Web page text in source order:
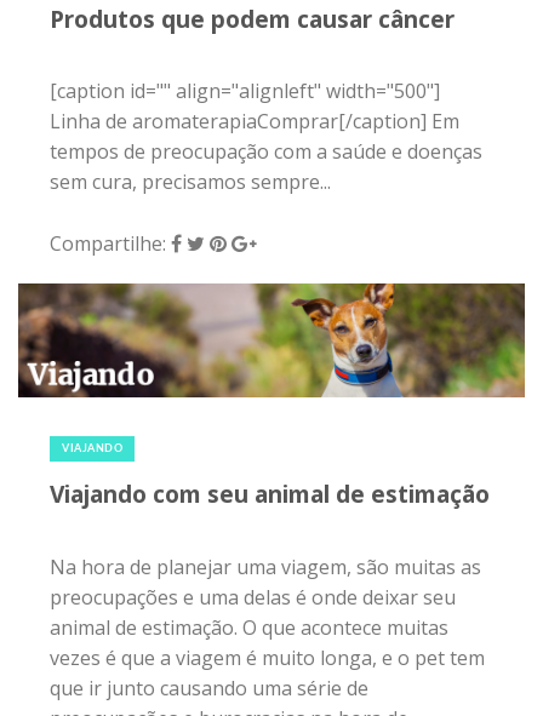
Produtos que podem causar câncer
[caption id="" align="alignleft" width="500"]
Linha de aromaterapiaComprar[/caption] Em
tempos de preocupação com a saúde e doenças
sem cura, precisamos sempre...
Compartilhe:
VIAJANDO
Viajando com seu animal de estimação
Na hora de planejar uma viagem, são muitas as
preocupações e uma delas é onde deixar seu
animal de estimação. O que acontece muitas
vezes é que a viagem é muito longa, e o pet tem
que ir junto causando uma série de